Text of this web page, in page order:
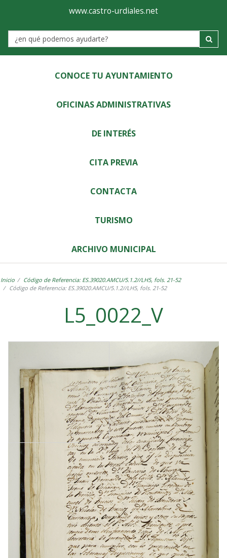
Ayuntamiento
de
Castro-
Urdiales
www.castro-urdiales.net
Label
CONOCE TU AYUNTAMIENTO
OFICINAS ADMINISTRATIVAS
DE INTERÉS
CITA PREVIA
CONTACTA
TURISMO
ARCHIVO MUNICIPAL
Inicio
Código de Referencia: ES.39020.AMCU/5.1.2//LH5, fols. 21-52
Código de Referencia: ES.39020.AMCU/5.1.2//LH5, fols. 21-52
L5_0022_V